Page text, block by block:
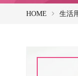
HOME 生活